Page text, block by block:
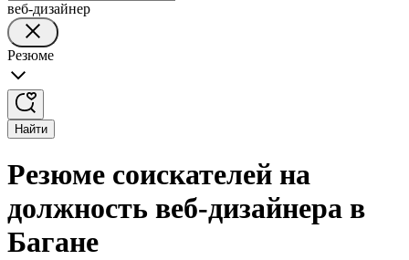
веб-дизайнер
Резюме
Найти
Резюме соискателей на
должность веб-дизайнера в
Багане